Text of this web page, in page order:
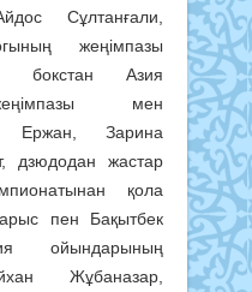
Сұлтанғали,
жеңімпазы
бокстан Азия
мен
Ержан, Зарина
дзюдодан жастар
қола
пен Бақытбек
ойындарының
Жұбаназар,